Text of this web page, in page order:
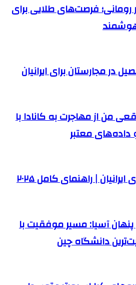
رومانی؛ فرصت‌های طلایی برای
در مجارستان برای ایرانیان
من از مهاجرت به کانادا با
داده‌های معتبر
| راهنمای کامل ۲۰۲۵
آسیا: مسیر موفقیت با
دانشگاه چین